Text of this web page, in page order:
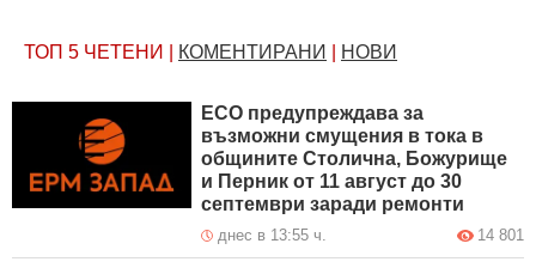
ТОП 5 ЧЕТЕНИ КОМЕНТИРАНИ НОВИ
ЕСО предупреждава за
възможни смущения в тока в
общините Столична, Божурище
и Перник от 11 август до 30
септември заради ремонти
днес в 13:55 ч. 14 801